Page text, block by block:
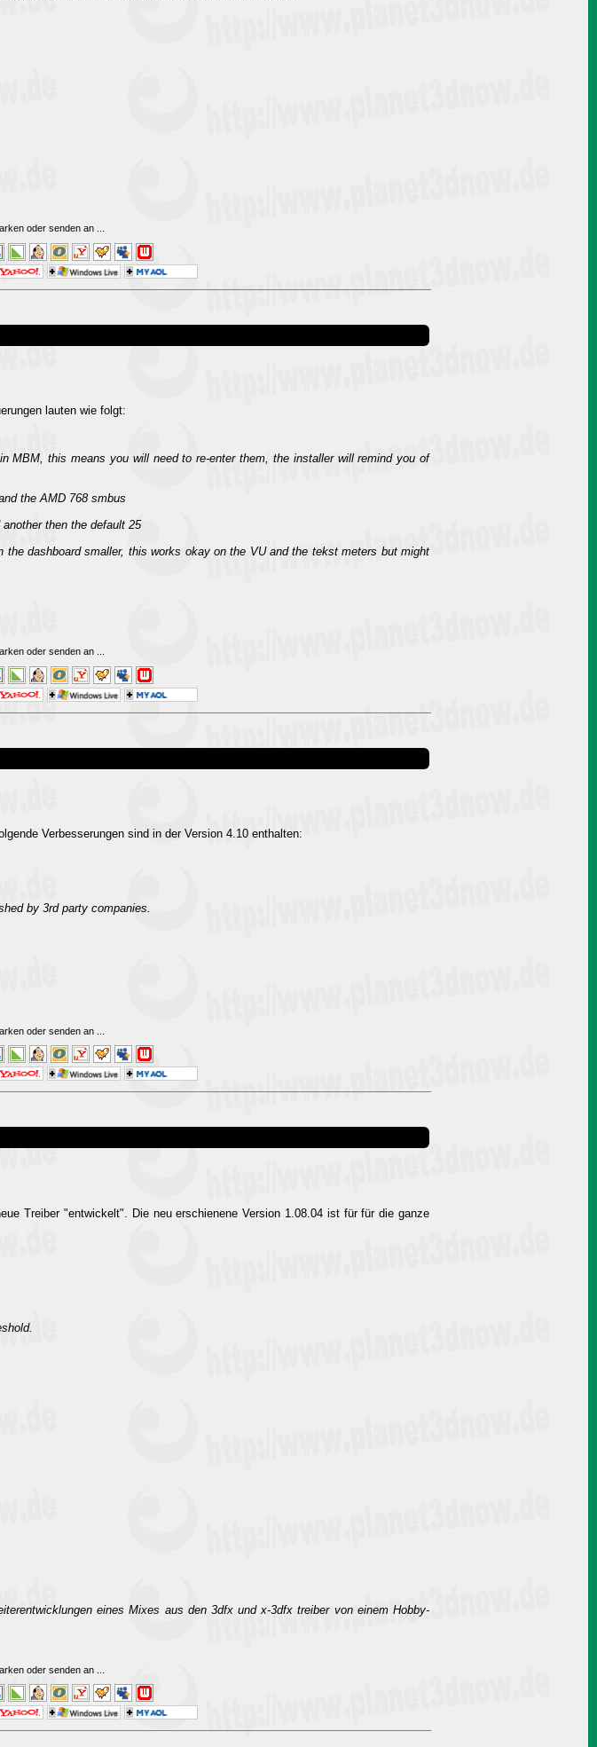
oder senden an
lauten wie folgt:
MBM, this means you will need to re-enter them, the installer will remind you of
the AMD 768 smbus
then the default 25
dashboard smaller, this works okay on the VU and the tekst meters but might
oder senden an
Verbesserungen sind in der Version 4.10 enthalten:
by 3rd party companies.
oder senden an
Treiber "entwickelt". Die neu erschienene Version 1.08.04 ist für für die ganze
eines Mixes aus den 3dfx und x-3dfx treiber von einem Hobby-
oder senden an